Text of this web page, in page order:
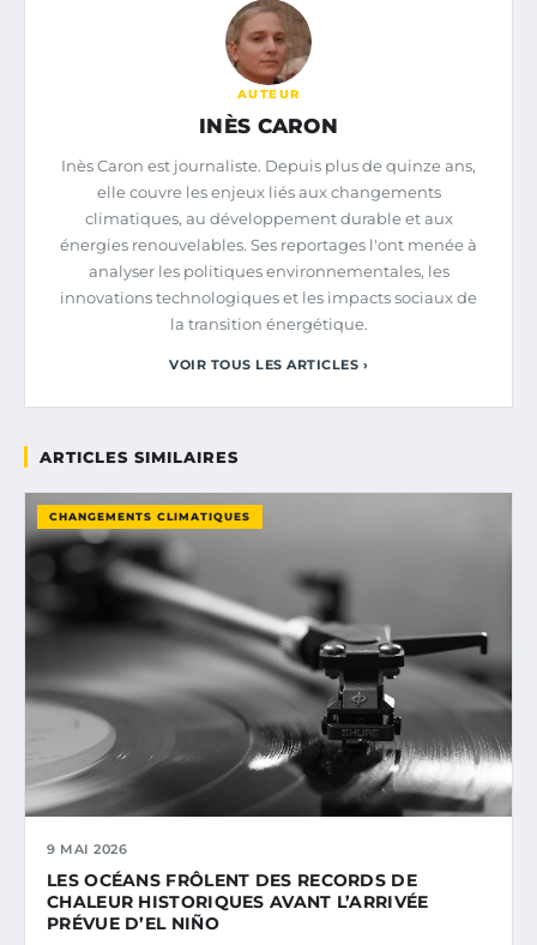
AUTEUR
INÈS CARON
Inès Caron est journaliste. Depuis plus de quinze ans,
elle couvre les enjeux liés aux changements
climatiques, au développement durable et aux
énergies renouvelables. Ses reportages l'ont menée à
analyser les politiques environnementales, les
innovations technologiques et les impacts sociaux de
la transition énergétique.
VOIR TOUS LES ARTICLES ›
ARTICLES SIMILAIRES
CHANGEMENTS CLIMATIQUES
9 MAI 2026
LES OCÉANS FRÔLENT DES RECORDS DE
CHALEUR HISTORIQUES AVANT L’ARRIVÉE
PRÉVUE D’EL NIÑO